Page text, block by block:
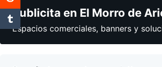
Publicita en El Morro de
Espacios comerciales, banners y